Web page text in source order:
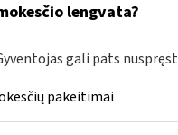
lengvata?
gali pats
pakeitimai